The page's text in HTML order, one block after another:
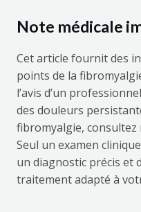
Note médicale
Cet article fournit des
points de la
l’avis d’un
des douleurs
fibromyalgie, consultez
Seul un examen
un diagnostic précis et
traitement adapté à